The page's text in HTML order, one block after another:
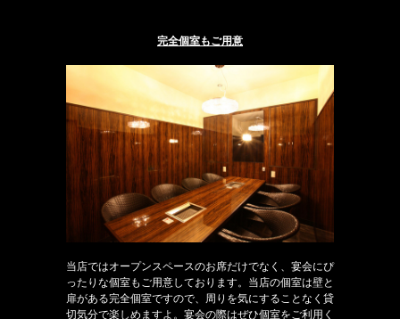
完全個室もご用意
当店ではオープンスペースのお席だけでなく、宴会にぴ
ったりな個室もご用意しております。当店の個室は壁と
扉がある完全個室ですので、周りを気にすることなく貸
切気分で楽しめますよ。宴会の際はぜひ個室をご利用く